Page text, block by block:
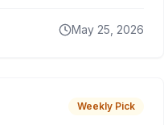
May 25, 2026
Weekly Pick